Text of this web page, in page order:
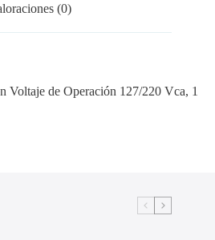
(0)
Voltaje de Operación 127/220 Vca, 1